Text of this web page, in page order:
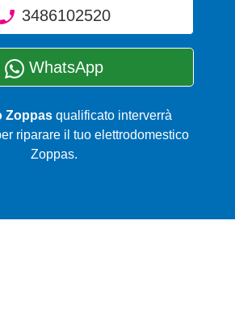
3486102520
WhatsApp
Zoppasqualificato interverrà
riparare il tuo elettrodomestico
Zoppas.